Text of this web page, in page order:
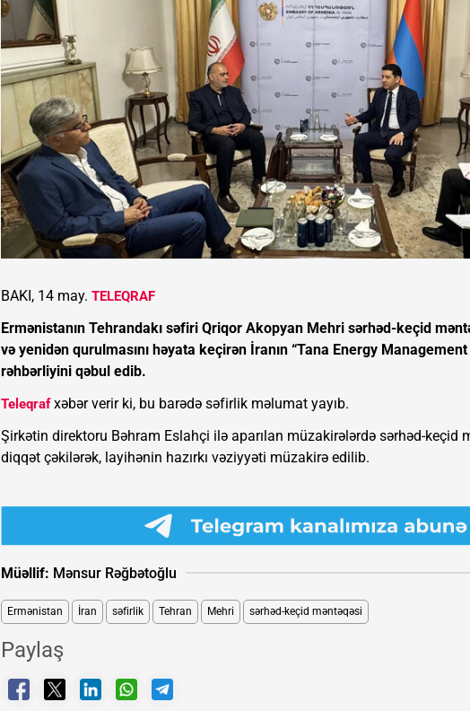
BAKI, 14 may. TELEQRAF
Ermənistanın Tehrandakı səfiri Qriqor Akopyan Mehri sərhəd-keçid
və yenidən qurulmasını həyata keçirən İranın “Tana Energy
rəhbərliyini qəbul edib.
Teleqrafxəbər verir ki, bu barədə səfirlik məlumat yayıb.
Şirkətin direktoru Bəhram Eslahçi ilə aparılan müzakirələrdə sərhəd-keçid
diqqət çəkilərək, layihənin hazırkı vəziyyəti müzakirə edilib.
Müəllif: Mənsur Rəğbətoğlu
Ermənistan İran səfirlik Tehran Mehri sərhəd-keçid məntəqəsi
Paylaş